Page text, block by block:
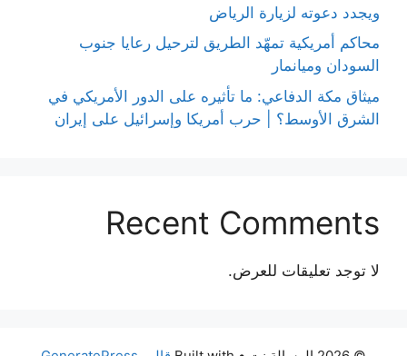
ويجدد دعوته لزيارة الرياض
محاكم أمريكية تمهّد الطريق لترحيل رعايا جنوب
السودان وميانمار
ميثاق مكة الدفاعي: ما تأثيره على الدور الأمريكي في
الشرق الأوسط؟ | حرب أمريكا وإسرائيل على إيران
Recent Comments
لا توجد تعليقات للعرض.